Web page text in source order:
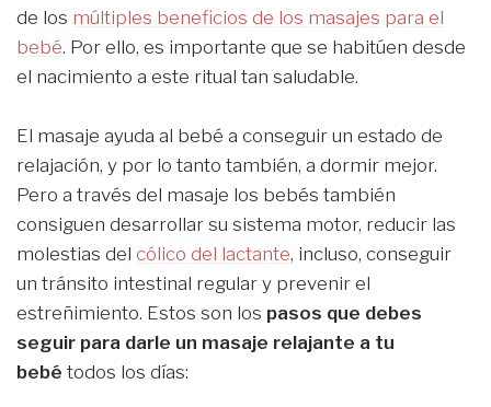
de los múltiples beneficios de los masajes para el
bebé. Por ello, es importante que se habitúen desde
el nacimiento a este ritual tan saludable.
El masaje ayuda al bebé a conseguir un estado de
relajación, y por lo tanto también, a dormir mejor.
Pero a través del masaje los bebés también
consiguen desarrollar su sistema motor, reducir las
molestias del cólico del lactante, incluso, conseguir
un tránsito intestinal regular y prevenir el
estreñimiento. Estos son los pasos que debes
seguir para darle un masaje relajante a tu
bebé todos los días: